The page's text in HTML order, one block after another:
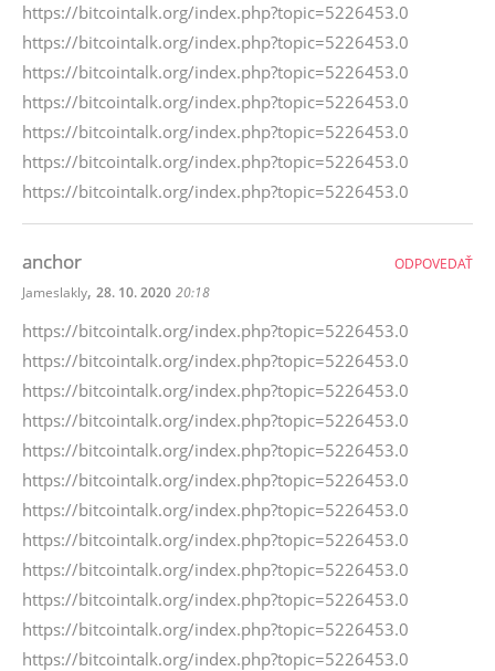
https://bitcointalk.org/index.php?topic=5226453.0
https://bitcointalk.org/index.php?topic=5226453.0
https://bitcointalk.org/index.php?topic=5226453.0
https://bitcointalk.org/index.php?topic=5226453.0
https://bitcointalk.org/index.php?topic=5226453.0
https://bitcointalk.org/index.php?topic=5226453.0
https://bitcointalk.org/index.php?topic=5226453.0
anchor
Jameslakly, 28. 10. 2020 20:18
https://bitcointalk.org/index.php?topic=5226453.0
https://bitcointalk.org/index.php?topic=5226453.0
https://bitcointalk.org/index.php?topic=5226453.0
https://bitcointalk.org/index.php?topic=5226453.0
https://bitcointalk.org/index.php?topic=5226453.0
https://bitcointalk.org/index.php?topic=5226453.0
https://bitcointalk.org/index.php?topic=5226453.0
https://bitcointalk.org/index.php?topic=5226453.0
https://bitcointalk.org/index.php?topic=5226453.0
https://bitcointalk.org/index.php?topic=5226453.0
https://bitcointalk.org/index.php?topic=5226453.0
https://bitcointalk.org/index.php?topic=5226453.0
ODPOVEDAŤ